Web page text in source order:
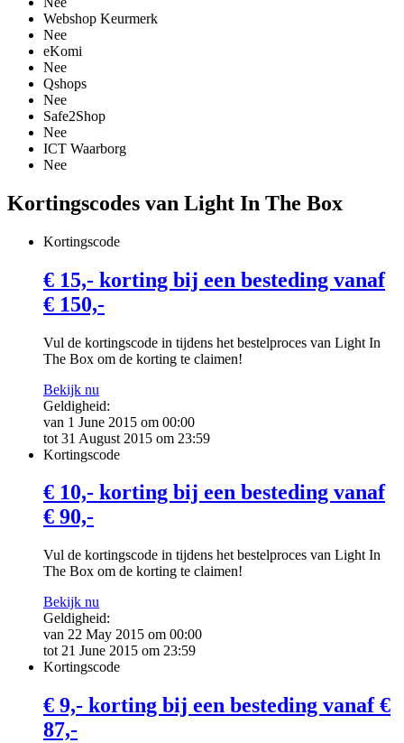
Webshop Keurmerk
Nee
eKomi
Nee
Qshops
Nee
Safe2Shop
Nee
ICT Waarborg
Nee
Kortingscodes van Light In The Box
Kortingscode
€ 15,- korting bij een besteding vanaf
€ 150,-
Vul de kortingscode in tijdens het bestelproces van Light In
The Box om de korting te claimen!
Bekijk nu
Geldigheid:
van 1 June 2015 om 00:00
tot 31 August 2015 om 23:59
Kortingscode
€ 10,- korting bij een besteding vanaf
€ 90,-
Vul de kortingscode in tijdens het bestelproces van Light In
The Box om de korting te claimen!
Bekijk nu
Geldigheid:
van 22 May 2015 om 00:00
tot 21 June 2015 om 23:59
Kortingscode
€ 9,- korting bij een besteding vanaf €
87,-